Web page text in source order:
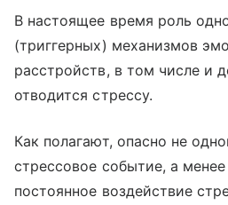
В настоящее время роль
(триггерных) механизмов
расстройств, в том числе и
отводится стрессу.
Как полагают, опасно не
стрессовое событие, а
постоянное воздействие